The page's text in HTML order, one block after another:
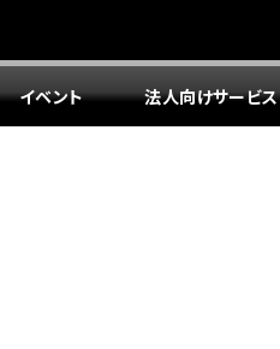
イベント 法人向けサービス